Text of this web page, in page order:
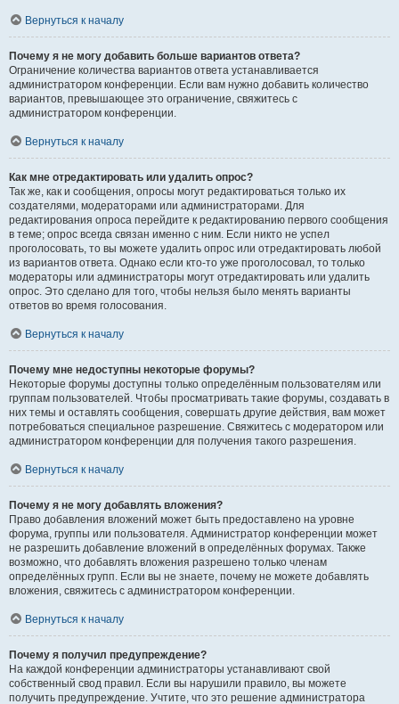
Вернуться к началу
Почему я не могу добавить больше вариантов ответа?
Ограничение количества вариантов ответа устанавливается
администратором конференции. Если вам нужно добавить количество
вариантов, превышающее это ограничение, свяжитесь с
администратором конференции.
Вернуться к началу
Как мне отредактировать или удалить опрос?
Так же, как и сообщения, опросы могут редактироваться только их
создателями, модераторами или администраторами. Для
редактирования опроса перейдите к редактированию первого сообщения
в теме; опрос всегда связан именно с ним. Если никто не успел
проголосовать, то вы можете удалить опрос или отредактировать любой
из вариантов ответа. Однако если кто-то уже проголосовал, то только
модераторы или администраторы могут отредактировать или удалить
опрос. Это сделано для того, чтобы нельзя было менять варианты
ответов во время голосования.
Вернуться к началу
Почему мне недоступны некоторые форумы?
Некоторые форумы доступны только определённым пользователям или
группам пользователей. Чтобы просматривать такие форумы, создавать в
них темы и оставлять сообщения, совершать другие действия, вам может
потребоваться специальное разрешение. Свяжитесь с модератором или
администратором конференции для получения такого разрешения.
Вернуться к началу
Почему я не могу добавлять вложения?
Право добавления вложений может быть предоставлено на уровне
форума, группы или пользователя. Администратор конференции может
не разрешить добавление вложений в определённых форумах. Также
возможно, что добавлять вложения разрешено только членам
определённых групп. Если вы не знаете, почему не можете добавлять
вложения, свяжитесь с администратором конференции.
Вернуться к началу
Почему я получил предупреждение?
На каждой конференции администраторы устанавливают свой
собственный свод правил. Если вы нарушили правило, вы можете
получить предупреждение. Учтите, что это решение администратора